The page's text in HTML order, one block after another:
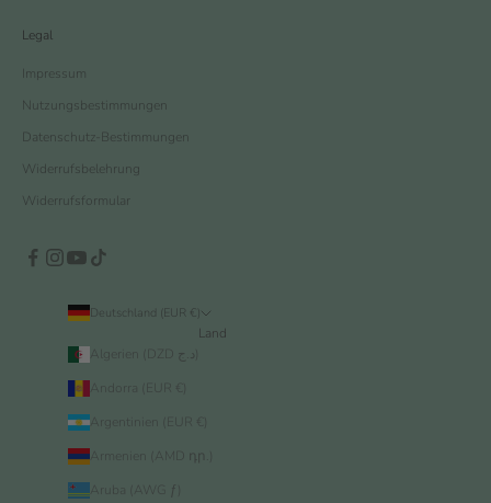
Legal
Impressum
Nutzungsbestimmungen
Datenschutz-Bestimmungen
Widerrufsbelehrung
Widerrufsformular
Deutschland (EUR €)
Land
Andorra (EUR €)
Argentinien (EUR €)
Armenien (AMD դր.)
Aruba (AWG ƒ)